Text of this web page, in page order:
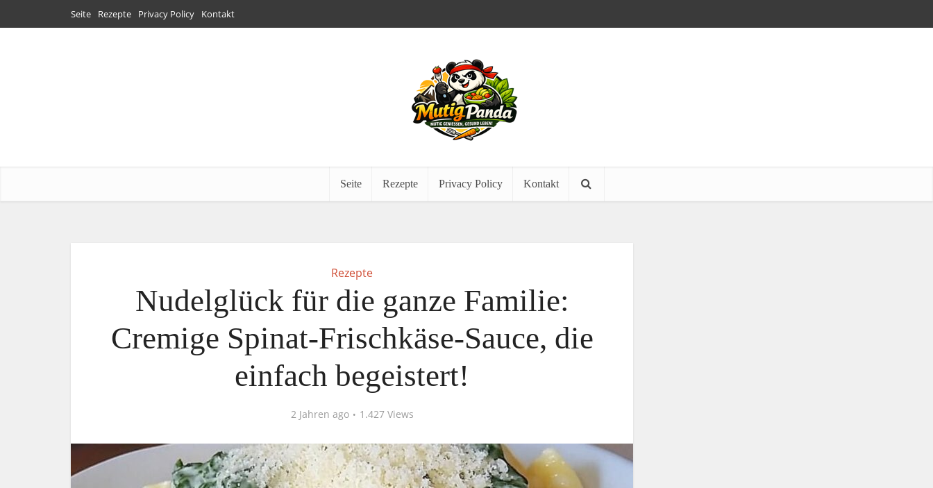
Seite Rezepte Privacy Policy Kontakt
Seite Rezepte Privacy Policy Kontakt
Rezepte
Nudelglück für die ganze Familie:
Cremige Spinat-Frischkäse-Sauce, die
einfach begeistert!
2 Jahren ago 1.427 Views